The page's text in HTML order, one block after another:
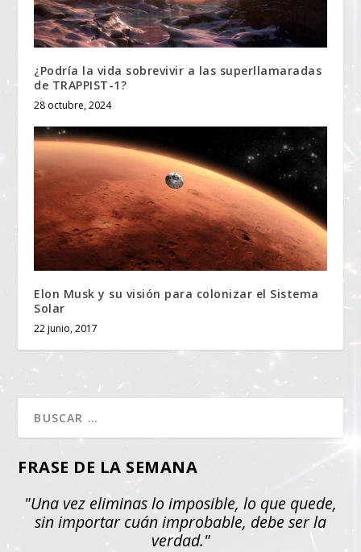
¿Podría la vida sobrevivir a las superllamaradas
de TRAPPIST-1?
28 octubre, 2024
Elon Musk y su visión para colonizar el Sistema
Solar
22 junio, 2017
FRASE DE LA SEMANA
"Una vez eliminas lo imposible, lo que quede,
sin importar cuán improbable, debe ser la
verdad."